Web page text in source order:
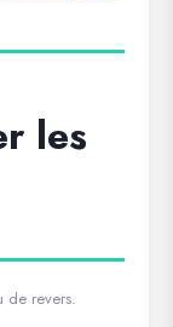
les
de revers.